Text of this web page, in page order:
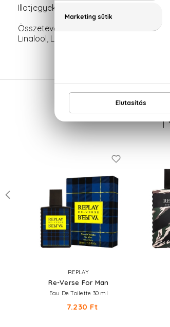
Illatjegyek: rózsabors, kardamom, tea,
Összetevők: Alcohol Denat., Water
Linalool, Limonene, Citronellol, Hexyl
REPLAY
Re-Verse For Man
Eau De Toilette 30 ml
7.230 Ft